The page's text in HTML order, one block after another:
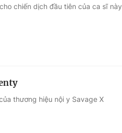
chiến dịch đầu tiên của ca sĩ này
thương hiệu nội y Savage X